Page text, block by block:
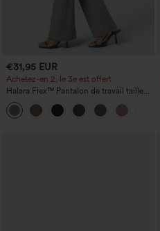
€31,95 EUR
Achetez-en 2, le 3e est offert
Halara Flex™ Pantalon de travail taille
haute avec poche latérale arrière et
légère coupe évasée